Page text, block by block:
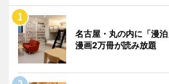
名古屋・丸の内に「漫
漫画2万冊が読み放題